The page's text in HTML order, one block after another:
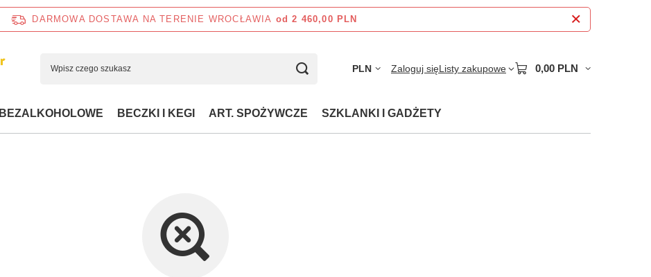
DARMOWA DOSTAWA NA TERENIE WROCŁAWIA od 2 460,00 PLN
PLN Zaloguj sięListy zakupowe 0,00 PLN
BEZALKOHOLOWE BECZKI I KEGI ART. SPOŻYWCZE SZKLANKI I GADŻETY